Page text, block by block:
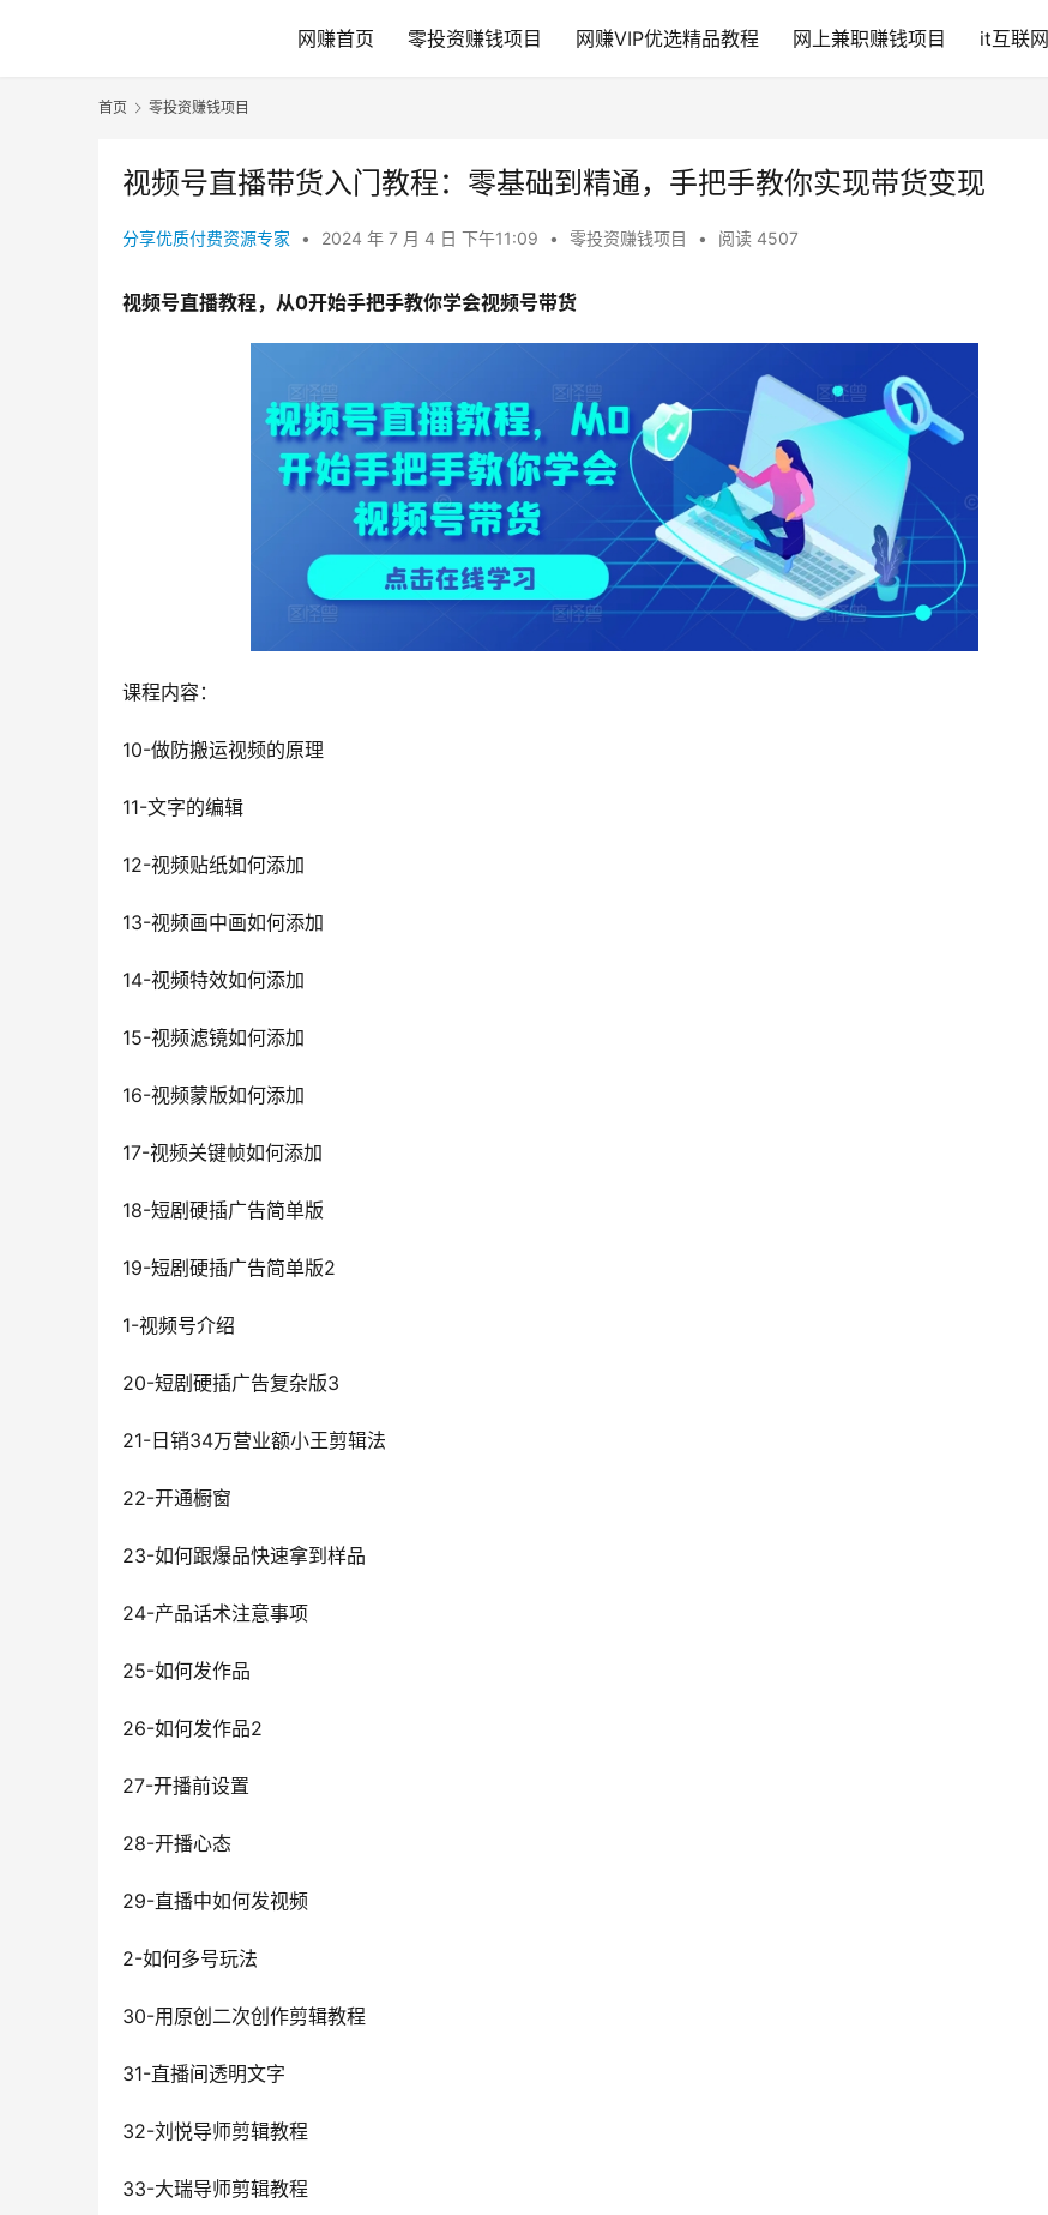
网赚首页 零投资赚钱项目 网赚VIP优选精品教程 网上兼职赚钱项目 it互联网
首页 零投资赚钱项目
视频号直播带货入门教程：零基础到精通，手把手教你实现带货变现
分享优质付费资源专家 • 2024 年 7 月 4 日 下午11:09 • 零投资赚钱项目 • 阅读 4507
视频号直播教程，从0开始手把手教你学会视频号带货
课程内容：
10-做防搬运视频的原理
11-文字的编辑
12-视频贴纸如何添加
13-视频画中画如何添加
14-视频特效如何添加
15-视频滤镜如何添加
16-视频蒙版如何添加
17-视频关键帧如何添加
18-短剧硬插广告简单版
19-短剧硬插广告简单版2
1-视频号介绍
20-短剧硬插广告复杂版3
21-日销34万营业额小王剪辑法
22-开通橱窗
23-如何跟爆品快速拿到样品
24-产品话术注意事项
25-如何发作品
26-如何发作品2
27-开播前设置
28-开播心态
29-直播中如何发视频
2-如何多号玩法
30-用原创二次创作剪辑教程
31-直播间透明文字
32-刘悦导师剪辑教程
33-大瑞导师剪辑教程